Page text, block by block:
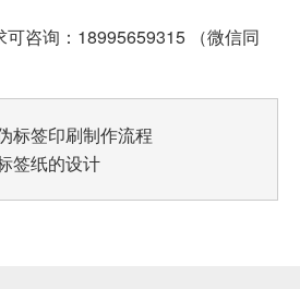
咨询：18995659315 （微信同
标签印刷制作流程
签纸的设计